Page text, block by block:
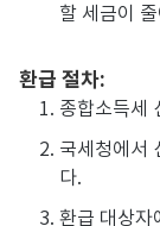
할 세금이
환급 절차:
종합소득세
국세청에서
다.
환급 대상자